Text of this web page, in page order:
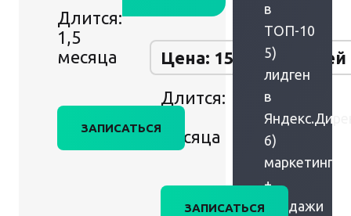
Длится:
1,5
месяца
ЗАПИСАТЬСЯ
Цена: 150 000 рублей
Длится:
месяца
ЗАПИСАТЬСЯ
в
ТОП-10
5)
лидген
в
6)
маркетинг
+
продажи